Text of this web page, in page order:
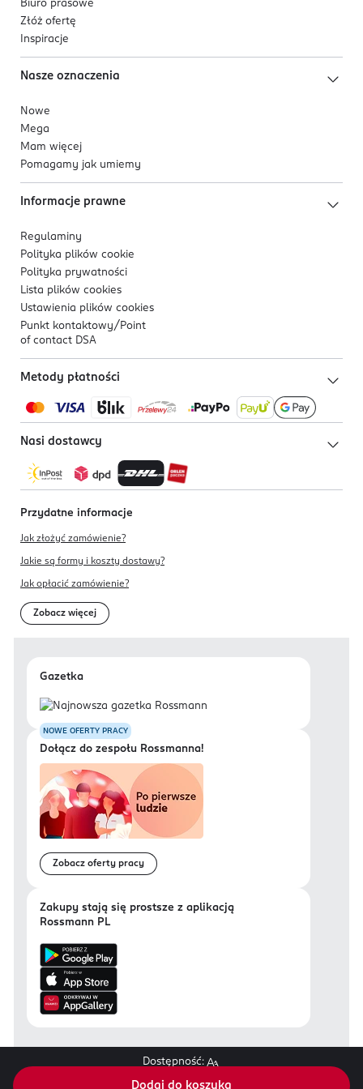
Dodaj do koszyka
Biuro prasowe
Złóż ofertę
Inspiracje
Nasze oznaczenia
Nowe
Mega
Mam więcej
Pomagamy jak umiemy
Informacje prawne
Regulaminy
Polityka plików cookie
Polityka prywatności
Lista plików cookies
Ustawienia plików cookies
Punkt kontaktowy/ Point
of contact DSA
Metody płatności
Nasi dostawcy
Przydatne informacje
Jak złożyć zamówienie?
Jakie są formy i koszty dostawy?
Jak opłacić zamówienie?
Zobacz więcej
Gazetka
NOWE OFERTY PRACY
Dołącz do zespołu Rossmanna!
Zobacz oferty pracy
Zakupy stają się prostsze z aplikacją
Rossmann PL
Dostępność:
Regulamin sklepu Rossmann.pl